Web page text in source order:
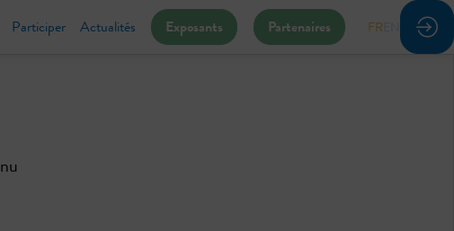
Participer Actualités Exposants Partenaires FR